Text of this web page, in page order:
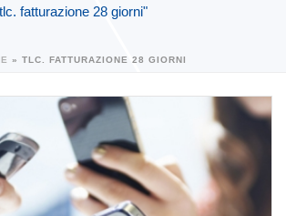
fatturazione 28 giorni"
» TLC. FATTURAZIONE 28 GIORNI